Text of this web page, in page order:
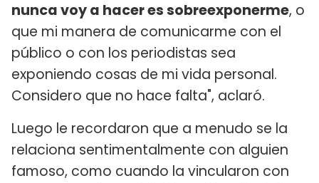
nunca voy a hacer es sobreexponerme, o
que mi manera de comunicarme con el
público o con los periodistas sea
exponiendo cosas de mi vida personal.
Considero que no hace falta", aclaró.
Luego le recordaron que a menudo se la
relaciona sentimentalmente con alguien
famoso, como cuando la vincularon con